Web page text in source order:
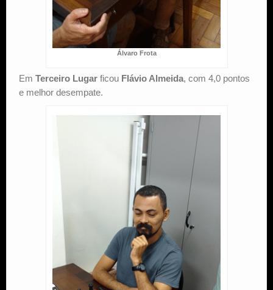
Álvaro Frota
Em Terceiro Lugar ficou Flávio Almeida, com 4,0 pontos
e melhor desempate.